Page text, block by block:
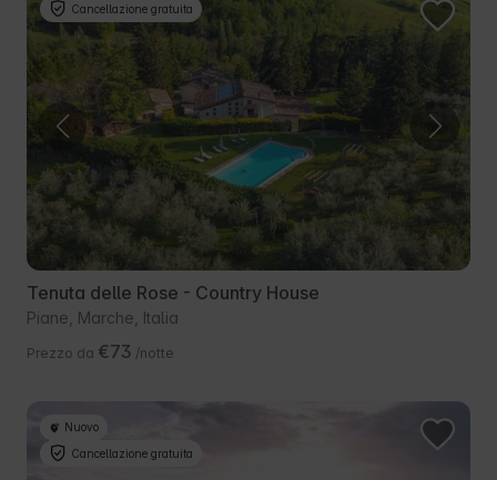
Cancellazione gratuita
Tenuta delle Rose - Country House
Piane, Marche, Italia
Prezzo da €73 /notte
Nuovo
Cancellazione gratuita